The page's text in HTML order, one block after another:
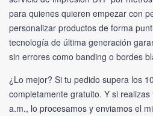
para quienes quieren empezar con
personalizar productos de forma
tecnología de última generación
sin errores como banding o bordes
¿Lo mejor? Si tu pedido supera los
completamente gratuito. Y si
a.m., lo procesamos y enviamos el